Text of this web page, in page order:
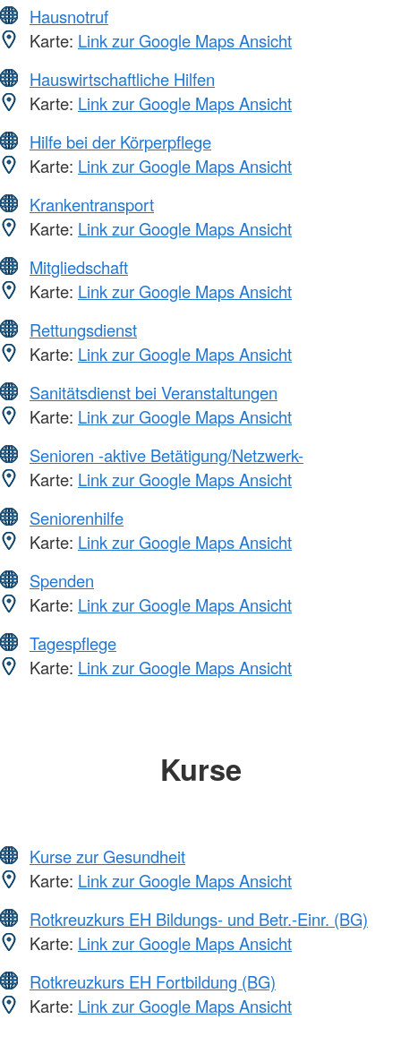
Hausnotruf
Karte: Link zur Google Maps Ansicht
Hauswirtschaftliche Hilfen
Karte: Link zur Google Maps Ansicht
Hilfe bei der Körperpflege
Karte: Link zur Google Maps Ansicht
Krankentransport
Karte: Link zur Google Maps Ansicht
Mitgliedschaft
Karte: Link zur Google Maps Ansicht
Rettungsdienst
Karte: Link zur Google Maps Ansicht
Sanitätsdienst bei Veranstaltungen
Karte: Link zur Google Maps Ansicht
Senioren -aktive Betätigung/Netzwerk-
Karte: Link zur Google Maps Ansicht
Seniorenhilfe
Karte: Link zur Google Maps Ansicht
Spenden
Karte: Link zur Google Maps Ansicht
Tagespflege
Karte: Link zur Google Maps Ansicht
Kurse
Kurse zur Gesundheit
Karte: Link zur Google Maps Ansicht
Rotkreuzkurs EH Bildungs- und Betr.-Einr. (BG)
Karte: Link zur Google Maps Ansicht
Rotkreuzkurs EH Fortbildung (BG)
Karte: Link zur Google Maps Ansicht